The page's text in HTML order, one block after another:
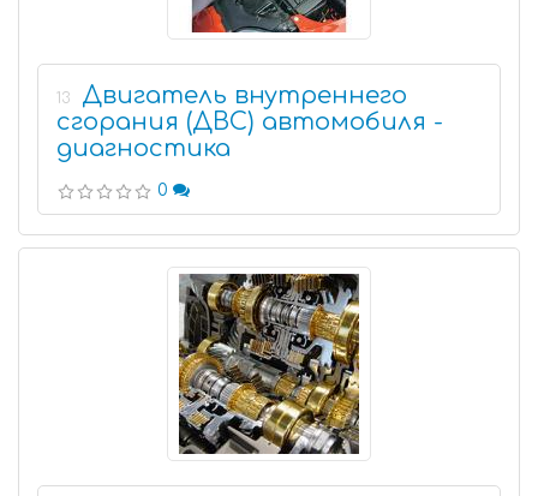
13
Двигатель внутреннего
сгорания (ДВС) автомобиля -
диагностика
0